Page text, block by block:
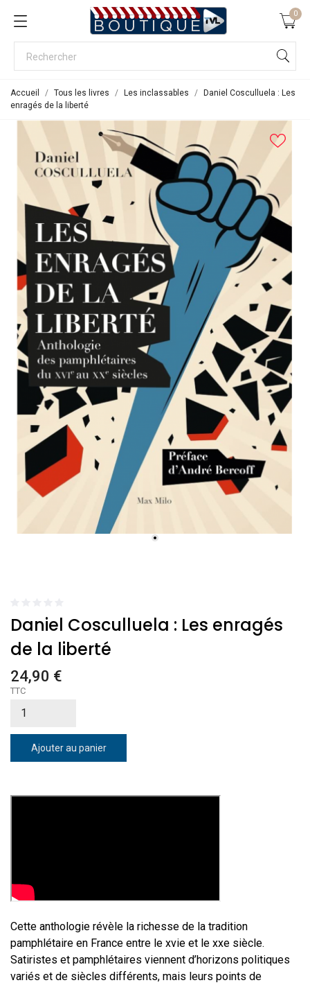
0
Accueil Tous les livres Les inclassables
Daniel Cosculluela : Les
enragés de la liberté
Daniel Cosculluela : Les enragés
de la liberté
24,90 €
TTC
Ajouter au panier
Cette anthologie révèle la richesse de la tradition
pamphlétaire en France entre le xvie et le xxe siècle.
Satiristes et pamphlétaires viennent d’horizons politiques
variés et de siècles différents, mais leurs points de